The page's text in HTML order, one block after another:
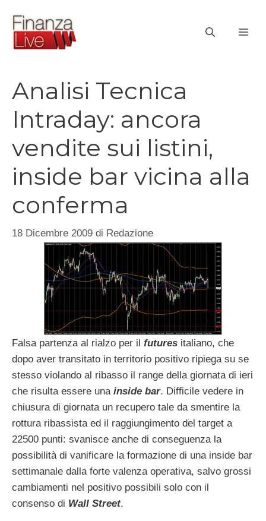
contenuto
Analisi Tecnica
Intraday: ancora
vendite sui listini,
inside bar vicina alla
conferma
18 Dicembre 2009 di Redazione
Falsa partenza al rialzo per il futures italiano, che
dopo aver transitato in territorio positivo ripiega su se
stesso violando al ribasso il range della giornata di ieri
che risulta essere una inside bar. Difficile vedere in
chiusura di giornata un recupero tale da smentire la
rottura ribassista ed il raggiungimento del target a
22500 punti: svanisce anche di conseguenza la
possibilità di vanificare la formazione di una inside bar
settimanale dalla forte valenza operativa, salvo grossi
cambiamenti nel positivo possibili solo con il
consenso di Wall Street.